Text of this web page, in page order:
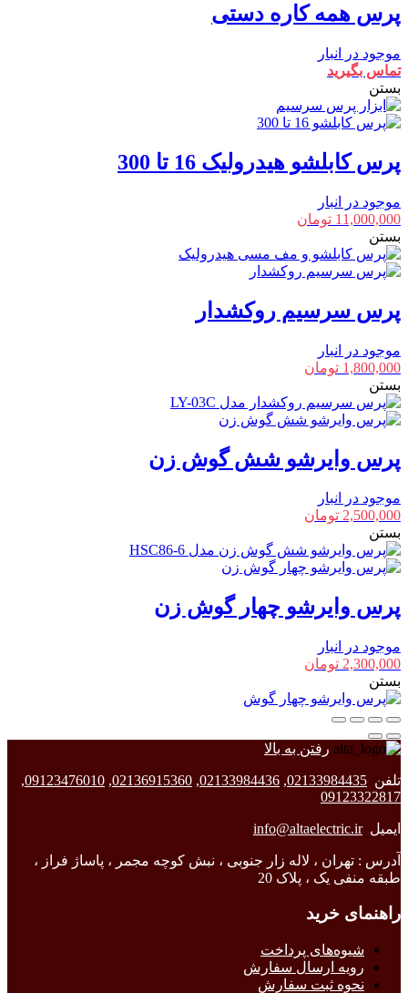
پرس همه کاره دستی
موجود در انبار
تماس بگیرید
بستن
پرس کابلشو هیدرولیک 16 تا 300
موجود در انبار
11,000,000 تومان
بستن
پرس سرسیم روکشدار
موجود در انبار
1,800,000 تومان
بستن
پرس وایرشو شش گوش زن
موجود در انبار
2,500,000 تومان
بستن
پرس وایرشو چهار گوش زن
موجود در انبار
2,300,000 تومان
بستن
رفتن به بالا
تلفن 02133984435
,
02133984436
,
02136915360
,
09123476010
,
09123322817
ایمیلinfo@altaelectric.ir
آدرس : تهران ، لاله زار جنوبی ، نبش کوچه مجمر ، پاساژ فراز ،
طبقه منفی یک ، پلاک 20
راهنمای خرید
شیوه‌های پرداخت
رویه ارسال سفارش
نحوه ثبت سفارش